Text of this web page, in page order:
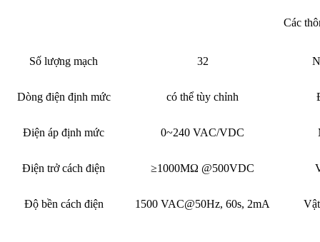
Các
Số lượng mạch 32
Dòng điện định mức có thể tùy chỉnh
Điện áp định mức 0~240 VAC/VDC
Điện trở cách điện ≥1000MΩ @500VDC
Độ bền cách điện 1500 VAC@50Hz, 60s, 2mA